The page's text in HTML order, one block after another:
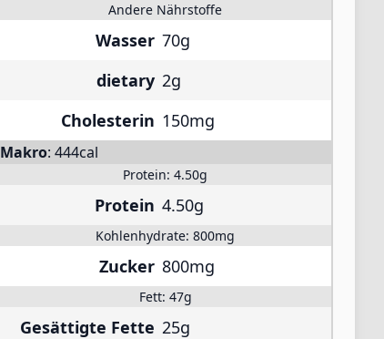
Andere Nährstoffe
Wasser 70g
dietary 2g
Cholesterin 150mg
Makro: 444cal
Protein: 4.50g
Protein 4.50g
Kohlenhydrate: 800mg
Zucker 800mg
Fett: 47g
Gesättigte Fette 25g